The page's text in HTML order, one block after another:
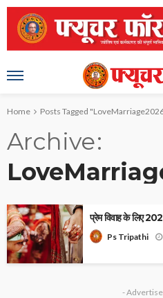
Home Posts Tagged
Archive
प्रेम विवाह के लिए
Ps Tripathi
-